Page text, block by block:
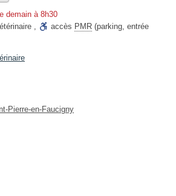
demain à 8h30
, accès PMR (parking, entrée
Pierre-en-Faucigny